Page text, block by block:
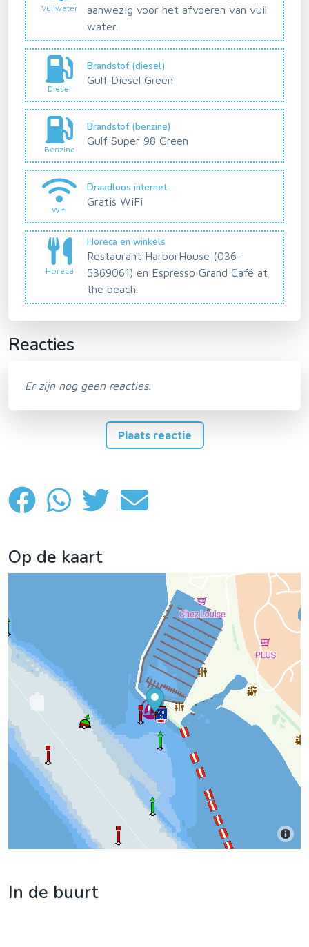
Vuilwater
aanwezig voor het afvoeren van vuil
water.
Diesel
Brandstof (diesel)
Gulf Diesel Green
Benzine
Brandstof (benzine)
Gulf Super 98 Green
Wifi
Draadloos internet
Gratis WiFi
Horeca
Horeca en winkels
Restaurant HarborHouse (036-
5369061) en Espresso Grand Café at
the beach.
Reacties
Er zijn nog geen reacties.
Plaats reactie
Op de kaart
In de buurt